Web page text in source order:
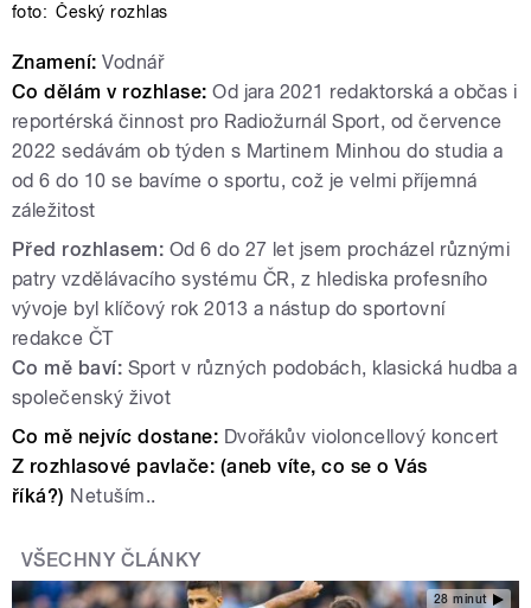
foto: Český rozhlas
Znamení: Vodnář
Co dělám v rozhlase: Od jara 2021 redaktorská a občas i
reportérská činnost pro Radiožurnál Sport, od července
2022 sedávám ob týden s Martinem Minhou do studia a
od 6 do 10 se bavíme o sportu, což je velmi příjemná
záležitost
Před rozhlasem: Od 6 do 27 let jsem procházel různými
patry vzdělávacího systému ČR, z hlediska profesního
vývoje byl klíčový rok 2013 a nástup do sportovní
redakce ČT
Co mě baví: Sport v různých podobách, klasická hudba a
společenský život
Co mě nejvíc dostane: Dvořákův violoncellový koncert
Z rozhlasové pavlače: (aneb víte, co se o Vás
říká?) Netuším..
VŠECHNY ČLÁNKY
28 minut